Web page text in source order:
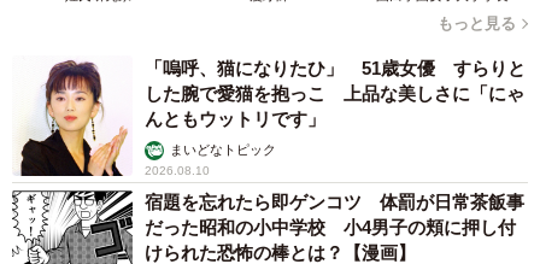
もっと見る
「嗚呼、猫になりたひ」 51歳女優 すらりと
した腕で愛猫を抱っこ 上品な美しさに「にゃ
んともウットリです」
まいどなトピック
2026.08.10
宿題を忘れたら即ゲンコツ 体罰が日常茶飯事
だった昭和の小中学校 小4男子の頬に押し付
けられた恐怖の棒とは？【漫画】